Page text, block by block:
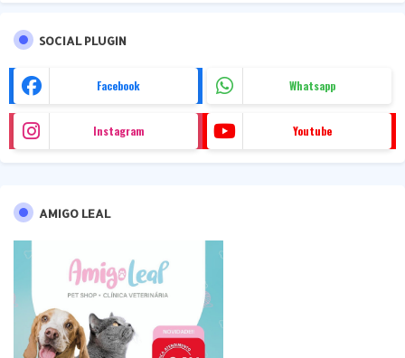
SOCIAL PLUGIN
Facebook Whatsapp
Instagram Youtube
AMIGO LEAL